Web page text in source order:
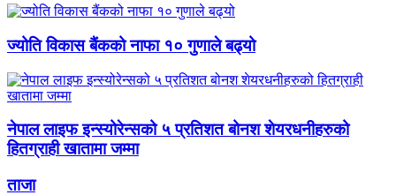
ज्योति विकास बैंकको नाफा १० गुणाले बढ्यो
नेपाल लाइफ इन्स्योरेन्सको ५ प्रतिशत बोनश शेयरधनीहरुको
हितग्राही खातामा जम्मा
ताजा